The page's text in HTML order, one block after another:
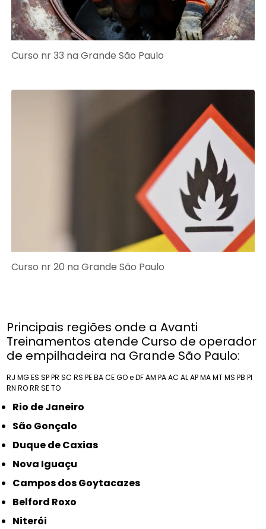
Curso nr 33 na Grande São Paulo
Curso nr 20 na Grande São Paulo
Principais regiões onde a Avanti
Treinamentos atende Curso de operador
de empilhadeira na Grande São Paulo:
RJ MGES SPPR SC RS PEBACEGO e DFAM PAAC ALAPMAMTMS PB PI
RN RORR SETO
Rio de Janeiro
São Gonçalo
Duque de Caxias
Nova Iguaçu
Campos dos Goytacazes
Belford Roxo
Niterói